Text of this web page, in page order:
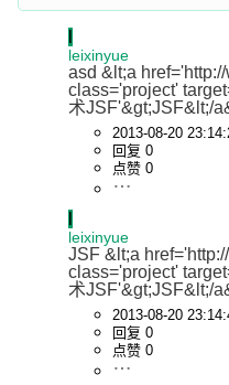
leixinyue
asd &lt;a
class='project'
术JSF'&gt;JSF&lt;/
2013-08-20
回复 0
点赞 0
leixinyue
JSF &lt;a
class='project'
术JSF'&gt;JSF&lt;/
2013-08-20
回复 0
点赞 0